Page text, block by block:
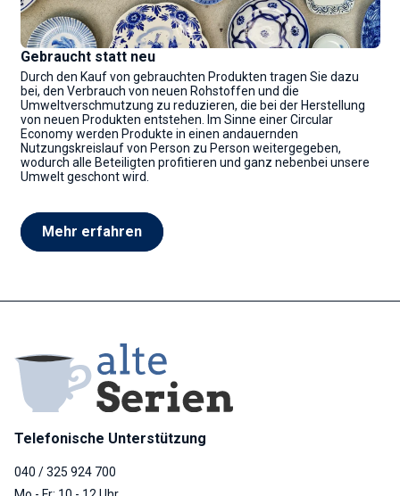
Gebraucht statt neu
Durch den Kauf von gebrauchten Produkten tragen Sie dazu
bei, den Verbrauch von neuen Rohstoffen und die
Umweltverschmutzung zu reduzieren, die bei der Herstellung
von neuen Produkten entstehen. Im Sinne einer Circular
Economy werden Produkte in einen andauernden
Nutzungskreislauf von Person zu Person weitergegeben,
wodurch alle Beteiligten profitieren und ganz nebenbei unsere
Umwelt geschont wird.
Mehr erfahren
Telefonische Unterstützung
040 / 325 924 700